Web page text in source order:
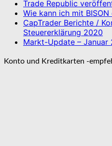
Trade Republic
Wie kann ich mit
CapTrader Berichte /
Steuererklärung 2020
Markt-Update – Januar
Konto und Kreditkarten -